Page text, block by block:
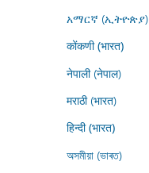
አማርኛ (ኢትዮጵያ)
कोंकणी (भारत)
नेपाली (नेपाल)
मराठी (भारत)
हिन्दी (भारत)
অসমীয়া (ভাৰত)